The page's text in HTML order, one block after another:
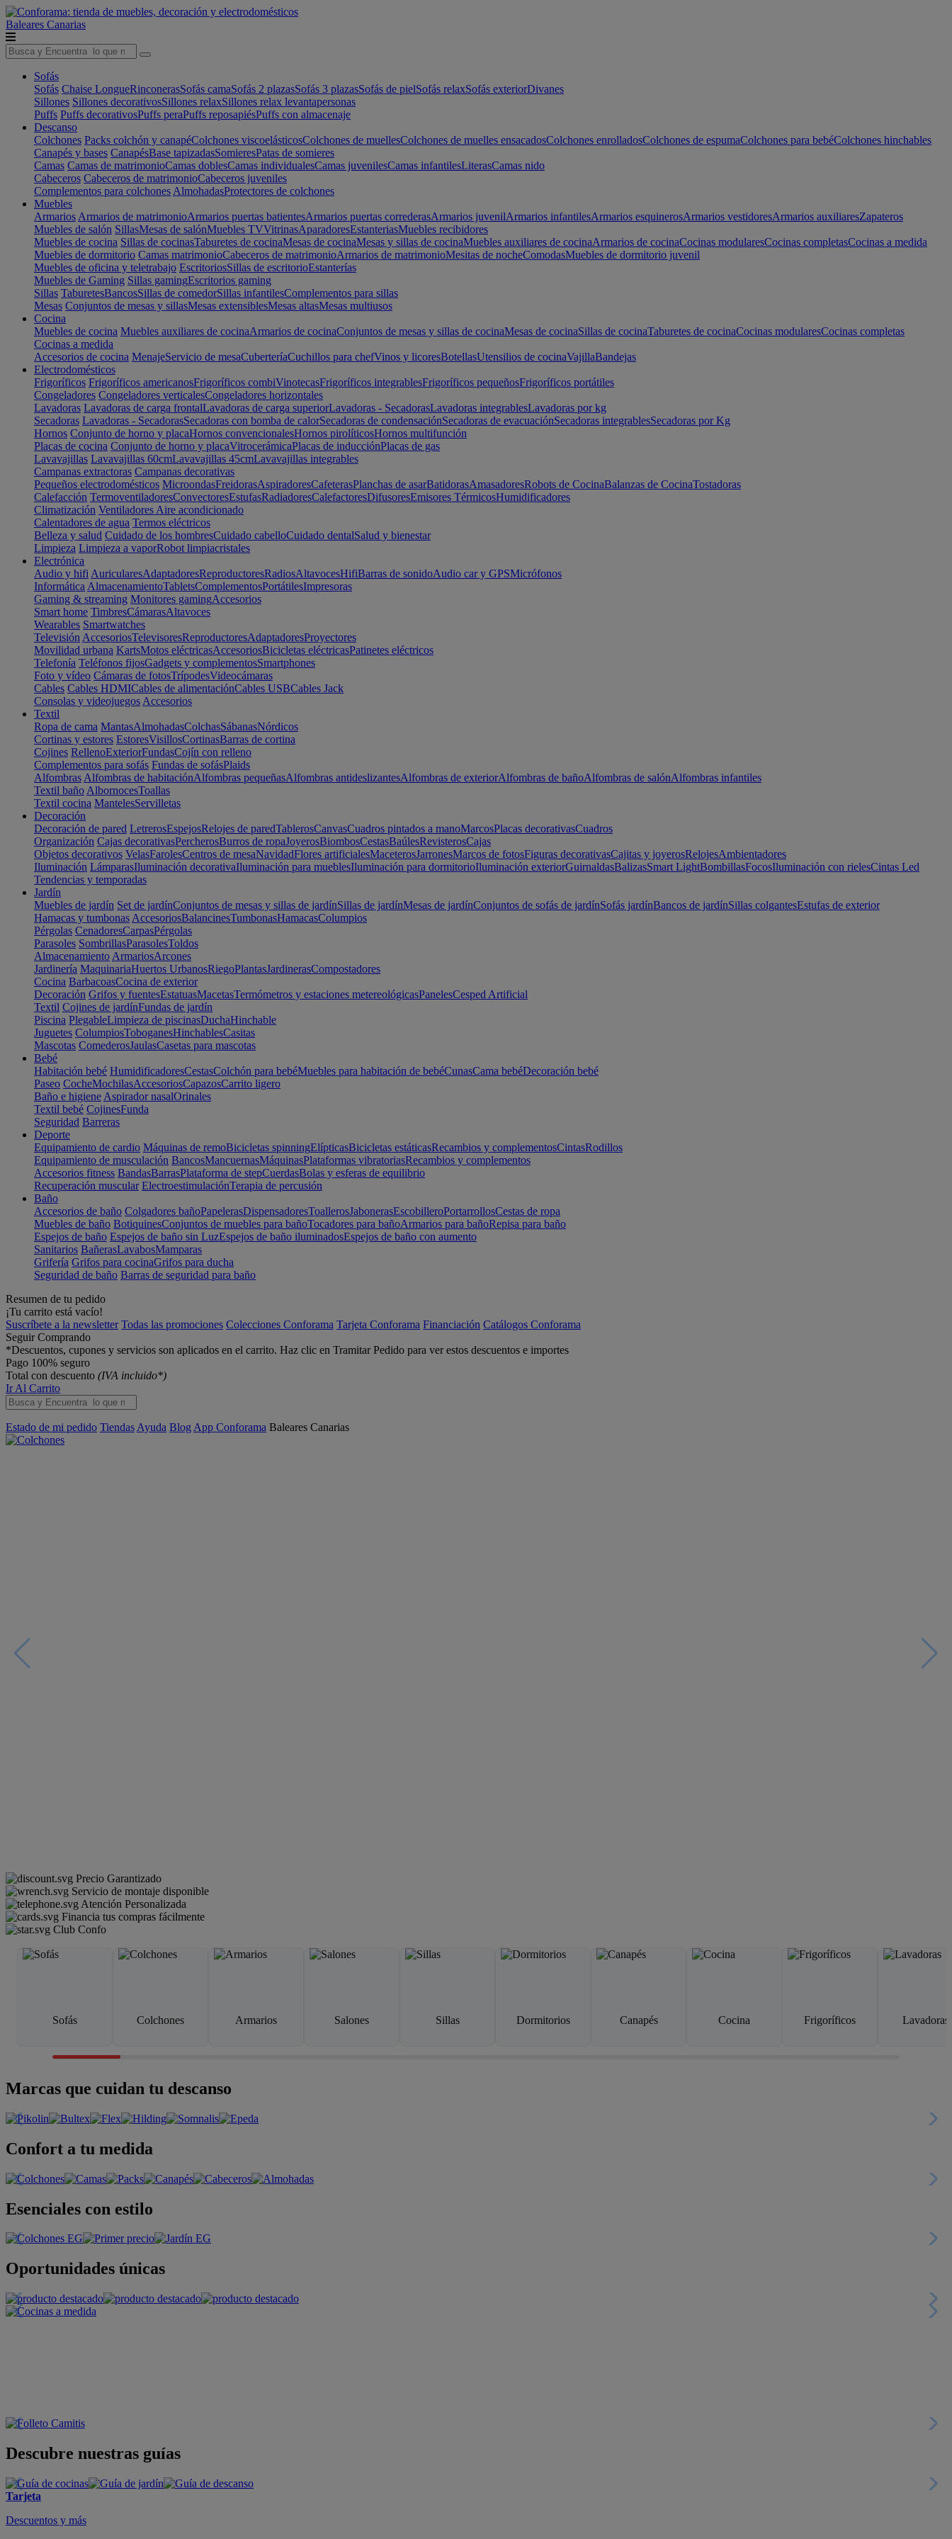
Baleares Canarias
Sofás
Sofás Chaise LongueRinconerasSofás camaSofás 2 plazasSofás 3 plazasSofás de pielSofás relaxSofás exteriorDivanes
Sillones Sillones decorativosSillones relaxSillones relax levantapersonas
Puffs Puffs decorativosPuffs peraPuffs reposapiésPuffs con almacenaje
Descanso
Colchones Packs colchón y canapéColchones viscoelásticosColchones de muellesColchones de muelles ensacadosColchones enrolladosColchones de espumaColchones para bebéColchones hinchables
Canapés y bases CanapésBase tapizadasSomieresPatas de somieres
Camas Camas de matrimonioCamas doblesCamas individualesCamas juvenilesCamas infantilesLiterasCamas nido
Cabeceros Cabeceros de matrimonioCabeceros juveniles
Complementos para colchones AlmohadasProtectores de colchones
Muebles
Armarios Armarios de matrimonioArmarios puertas batientesArmarios puertas correderasArmarios juvenilArmarios infantilesArmarios esquinerosArmarios vestidoresArmarios auxiliaresZapateros
Muebles de salón SillasMesas de salónMuebles TVVitrinasAparadoresEstanteriasMuebles recibidores
Muebles de cocina Sillas de cocinasTaburetes de cocinaMesas de cocinaMesas y sillas de cocinaMuebles auxiliares de cocinaArmarios de cocinaCocinas modularesCocinas completasCocinas a medida
Muebles de dormitorio Camas matrimonioCabeceros de matrimonioArmarios de matrimonioMesitas de nocheComodasMuebles de dormitorio juvenil
Muebles de oficina y teletrabajo EscritoriosSillas de escritorioEstanterías
Muebles de Gaming Sillas gamingEscritorios gaming
Sillas TaburetesBancosSillas de comedorSillas infantilesComplementos para sillas
Mesas Conjuntos de mesas y sillasMesas extensiblesMesas altasMesas multiusos
Cocina
Muebles de cocina Muebles auxiliares de cocinaArmarios de cocinaConjuntos de mesas y sillas de cocinaMesas de cocinaSillas de cocinaTaburetes de cocinaCocinas modularesCocinas completas
Cocinas a medida
Accesorios de cocina MenajeServicio de mesaCuberteríaCuchillos para chefVinos y licoresBotellasUtensilios de cocinaVajillaBandejas
Electrodomésticos
Frigoríficos Frigoríficos americanosFrigoríficos combiVinotecasFrigoríficos integrablesFrigoríficos pequeñosFrigoríficos portátiles
Congeladores Congeladores verticalesCongeladores horizontales
Lavadoras Lavadoras de carga frontalLavadoras de carga superiorLavadoras - SecadorasLavadoras integrablesLavadoras por kg
Secadoras Lavadoras - SecadorasSecadoras con bomba de calorSecadoras de condensaciónSecadoras de evacuaciónSecadoras integrablesSecadoras por Kg
Hornos Conjunto de horno y placaHornos convencionalesHornos pirolíticosHornos multifunción
Placas de cocina Conjunto de horno y placaVitrocerámicaPlacas de inducciónPlacas de gas
Lavavajillas Lavavajillas 60cmLavavajillas 45cmLavavajillas integrables
Campanas extractoras Campanas decorativas
Pequeños electrodomésticos MicroondasFreidorasAspiradoresCafeterasPlanchas de asarBatidorasAmasadoresRobots de CocinaBalanzas de CocinaTostadoras
Calefacción TermoventiladoresConvectoresEstufasRadiadoresCalefactoresDifusoresEmisores TérmicosHumidificadores
Climatización Ventiladores Aire acondicionado
Calentadores de agua Termos eléctricos
Belleza y salud Cuidado de los hombresCuidado cabelloCuidado dentalSalud y bienestar
Limpieza Limpieza a vaporRobot limpiacristales
Electrónica
Audio y hifi AuricularesAdaptadoresReproductoresRadiosAltavocesHifiBarras de sonidoAudio car y GPSMicrófonos
Informática AlmacenamientoTabletsComplementosPortátilesImpresoras
Gaming & streaming Monitores gamingAccesorios
Smart home TimbresCámarasAltavoces
Wearables Smartwatches
Televisión AccesoriosTelevisoresReproductoresAdaptadoresProyectores
Movilidad urbana KartsMotos eléctricasAccesoriosBicicletas eléctricasPatinetes eléctricos
Telefonía Teléfonos fijosGadgets y complementosSmartphones
Foto y vídeo Cámaras de fotosTrípodesVideocámaras
Cables Cables HDMICables de alimentaciónCables USBCables Jack
Consolas y videojuegos Accesorios
Textil
Ropa de cama MantasAlmohadasColchasSábanasNórdicos
Cortinas y estores EstoresVisillosCortinasBarras de cortina
Cojines RellenoExteriorFundasCojín con relleno
Complementos para sofás Fundas de sofásPlaids
Alfombras Alfombras de habitaciónAlfombras pequeñasAlfombras antideslizantesAlfombras de exteriorAlfombras de bañoAlfombras de salónAlfombras infantiles
Textil baño AlbornocesToallas
Textil cocina MantelesServilletas
Decoración
Decoración de pared LetrerosEspejosRelojes de paredTablerosCanvasCuadros pintados a manoMarcosPlacas decorativasCuadros
Organización Cajas decorativasPercherosBurros de ropaJoyerosBiombosCestasBaúlesRevisterosCajas
Objetos decorativos VelasFarolesCentros de mesaNavidadFlores artificialesMaceterosJarronesMarcos de fotosFiguras decorativasCajitas y joyerosRelojesAmbientadores
Iluminación LámparasIluminación decorativaIluminación para mueblesIluminación para dormitorioIluminación exteriorGuirnaldasBalizasSmart LightBombillasFocosIluminación con rielesCintas Led
Tendencias y temporadas
Jardín
Muebles de jardín Set de jardínConjuntos de mesas y sillas de jardínSillas de jardínMesas de jardínConjuntos de sofás de jardínSofás jardínBancos de jardínSillas colgantesEstufas de exterior
Hamacas y tumbonas AccesoriosBalancinesTumbonasHamacasColumpios
Pérgolas CenadoresCarpasPérgolas
Parasoles SombrillasParasolesToldos
Almacenamiento ArmariosArcones
Jardinería MaquinariaHuertos UrbanosRiegoPlantasJardinerasCompostadores
Cocina BarbacoasCocina de exterior
Decoración Grifos y fuentesEstatuasMacetasTermómetros y estaciones metereológicasPanelesCesped Artificial
Textil Cojines de jardínFundas de jardín
Piscina PlegableLimpieza de piscinasDuchaHinchable
Juguetes ColumpiosToboganesHinchablesCasitas
Mascotas ComederosJaulasCasetas para mascotas
Bebé
Habitación bebé HumidificadoresCestasColchón para bebéMuebles para habitación de bebéCunasCama bebéDecoración bebé
Paseo CocheMochilasAccesoriosCapazosCarrito ligero
Baño e higiene Aspirador nasalOrinales
Textil bebé CojinesFunda
Seguridad Barreras
Deporte
Equipamiento de cardio Máquinas de remoBicicletas spinningElípticasBicicletas estáticasRecambios y complementosCintasRodillos
Equipamiento de musculación BancosMancuernasMáquinasPlataformas vibratoriasRecambios y complementos
Accesorios fitness BandasBarrasPlataforma de stepCuerdasBolas y esferas de equilibrio
Recuperación muscular ElectroestimulaciónTerapia de percusión
Baño
Accesorios de baño Colgadores bañoPapelerasDispensadoresToallerosJabonerasEscobilleroPortarrollosCestas de ropa
Muebles de baño BotiquinesConjuntos de muebles para bañoTocadores para bañoArmarios para bañoRepisa para baño
Espejos de baño Espejos de baño sin LuzEspejos de baño iluminadosEspejos de baño con aumento
Sanitarios BañerasLavabosMamparas
Grifería Grifos para cocinaGrifos para ducha
Seguridad de baño Barras de seguridad para baño
Resumen de tu pedido
¡Tu carrito está vacío!
Suscríbete a la newsletter Todas las promociones Colecciones Conforama Tarjeta Conforama Financiación Catálogos Conforama
Seguir Comprando
*Descuentos, cupones y servicios son aplicados en el carrito. Haz clic en Tramitar Pedido para ver estos descuentos e importes
Pago 100% seguro
Total con descuento (IVA incluido*)
Ir Al Carrito
Estado de mi pedido Tiendas Ayuda Blog App Conforama Baleares Canarias
Precio Garantizado
Servicio de montaje disponible
Atención Personalizada
Financia tus compras fácilmente
Club Confo
Sofás Colchones Armarios Salones Sillas Dormitorios Canapés Cocina Frigoríficos Lavadoras
Marcas que cuidan tu descanso
Confort a tu medida
Esenciales con estilo
Oportunidades únicas
Descubre nuestras guías
Tarjeta
Descuentos y más